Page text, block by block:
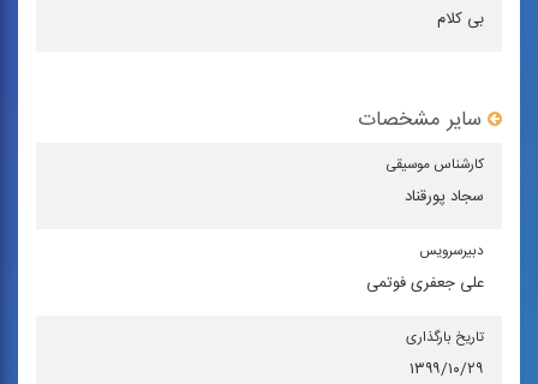
بی کلام
سایر مشخصات
كارشناس موسیقی
سجاد پورقناد
دبیرسرویس
علی جعفری فوتمی
تاریخ بارگذاری
۱۳۹۹/۱۰/۲۹